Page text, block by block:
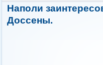
Наполи
Доссены.